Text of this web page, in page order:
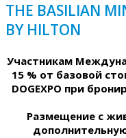
THE BASILIAN
BY HILTON
Участникам
15 % от базовой
DOGEXPO при
Размещение с